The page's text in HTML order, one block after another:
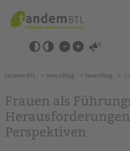
springen
Barrierefrei-
Einstellungen
überspringen
überspringen
SCHULE & GANZTAG
Grundschulen
Oberschulen
tandem BTL News/Blog News/Blog
Frauen als
Perspektiven